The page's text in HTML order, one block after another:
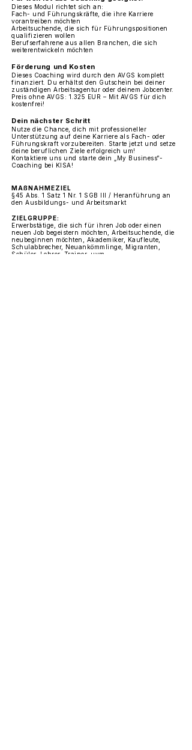
Dieses Modul richtet sich an:
Fach- und Führungskräfte, die ihre Karriere
vorantreiben möchten
Arbeitsuchende, die sich für Führungspositionen
qualifizieren wollen
Berufserfahrene aus allen Branchen, die sich
weiterentwickeln möchten
Förderung und Kosten
Dieses Coaching wird durch den AVGS komplett
finanziert. Du erhältst den Gutschein bei deiner
zuständigen Arbeitsagentur oder deinem Jobcenter.
Preis ohne AVGS: 1.325 EUR – Mit AVGS für dich
kostenfrei!
Dein nächster Schritt
Nutze die Chance, dich mit professioneller
Unterstützung auf deine Karriere als Fach- oder
Führungskraft vorzubereiten. Starte jetzt und setze
deine beruflichen Ziele erfolgreich um!
Kontaktiere uns und starte dein „My Business“-
Coaching bei KISA!
MAßNAHMEZIEL
§45 Abs. 1 Satz 1 Nr. 1 SGB III / Heranführung an
den Ausbildungs- und Arbeitsmarkt
ZIELGRUPPE:
Erwerbstätige, die sich für ihren Job oder einen
neuen Job begeistern möchten, Arbeitsuchende, die
neubeginnen möchten, Akademiker, Kaufleute,
Schulabbrecher, Neuankömmlinge, Migranten,
Schüler, Lehrer, Trainer, uvm.